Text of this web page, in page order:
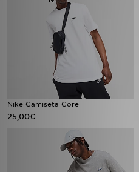
Nike Camiseta Core
25,00€